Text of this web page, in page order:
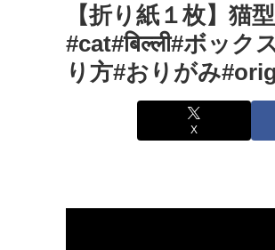
【折り紙１枚】猫
#cat#बिल्ली#ボッ
り方#おりがみ
X